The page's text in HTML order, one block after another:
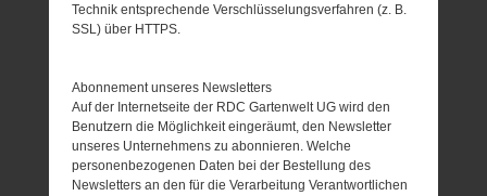
Technik entsprechende Verschlüsselungsverfahren (z. B.
SSL) über HTTPS.
Abonnement unseres Newsletters
Auf der Internetseite der RDC Gartenwelt UG wird den
Benutzern die Möglichkeit eingeräumt, den Newsletter
unseres Unternehmens zu abonnieren. Welche
personenbezogenen Daten bei der Bestellung des
Newsletters an den für die Verarbeitung Verantwortlichen